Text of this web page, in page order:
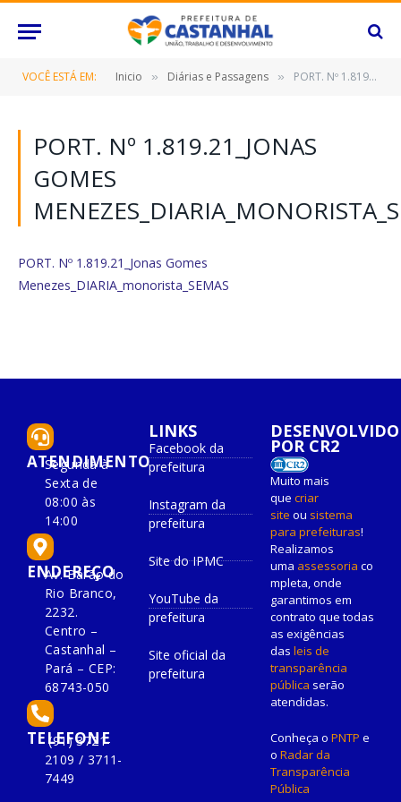
VOCÊ ESTÁ EM: Inicio » Diárias e Passagens » PORT. Nº 1.819.21_Jonas Gomes Menezes_DIARIA_monorista_SEMAS
PORT. Nº 1.819.21_JONAS
GOMES
PORT. Nº 1.819.21_Jonas Gomes
Menezes_DIARIA_monorista_SEMAS
ATENDIMENTO
Segunda à
Sexta de
08:00 às
14:00
ENDEREÇO
Av. Barão do
Rio Branco,
2232.
Centro –
Castanhal –
Pará – CEP:
68743-050
TELEFONE
(91) 3721-
2109 / 3711-
7449
LINKS
Facebook da
prefeitura
Instagram da
prefeitura
Site do IPMC
YouTube da
prefeitura
Site oficial da
prefeitura
DESENVOLVIDO
POR CR2
Muito mais
que criar
site ou sistema
para prefeituras!
Realizamos
uma assessoria co
mpleta, onde
garantimos em
contrato que todas
as exigências
das leis de
transparência
pública serão
atendidas.
Conheça o PNTP e
o Radar da
Transparência
Pública